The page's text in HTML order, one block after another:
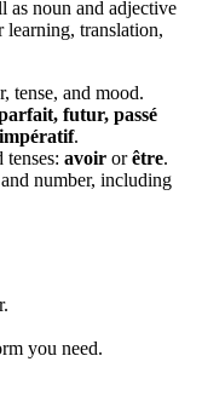
as noun and adjective
learning, translation,
tense, and mood.
futur, passé
.
avoir orêtre.
number, including
you need.